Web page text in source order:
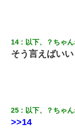
14 以下、？ちゃ
そう言えばい
25 以下、？ちゃ
>>14